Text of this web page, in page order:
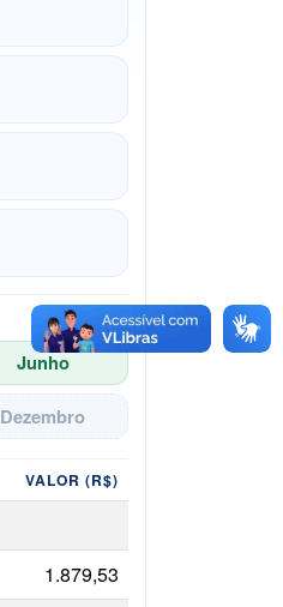
Junho
Dezembro
VALOR (R$)
1.879,53